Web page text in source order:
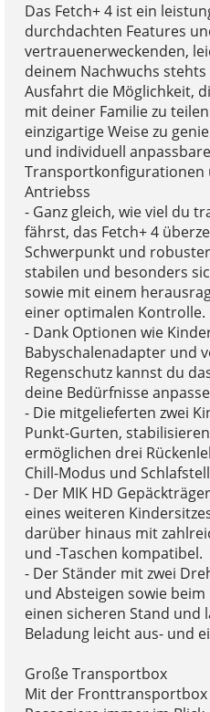
Das Fetch+ 4 ist ein
durchdachten Features
vertrauenerweckenden,
deinem Nachwuchs
Ausfahrt die Möglichkeit,
mit deiner Familie zu
einzigartige Weise zu
und individuell
Transportkonfigurationen
Antriebss
- Ganz gleich, wie viel du
fährst, das Fetch+ 4
Schwerpunkt und
stabilen und besonders
sowie mit einem
einer optimalen Kontrolle.
- Dank Optionen wie
Babyschalenadapter und
Regenschutz kannst du
deine Bedürfnisse
- Die mitgelieferten zwei
Punkt-Gurten,
ermöglichen drei
Chill-Modus und
- Der MIK HD
eines weiteren
darüber hinaus mit
und -Taschen kompatibel.
- Der Ständer mit zwei
und Absteigen sowie
einen sicheren Stand und
Beladung leicht aus- und
Große Transportbox
Mit der